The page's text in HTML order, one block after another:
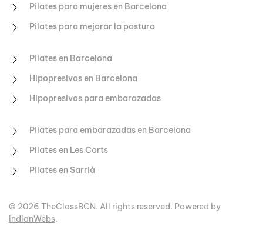
Pilates para mujeres en Barcelona
Pilates para mejorar la postura
Pilates en Barcelona
Hipopresivos en Barcelona
Hipopresivos para embarazadas
Pilates para embarazadas en Barcelona
Pilates en Les Corts
Pilates en Sarrià
© 2026 TheClassBCN. All rights reserved. Powered by
IndianWebs.